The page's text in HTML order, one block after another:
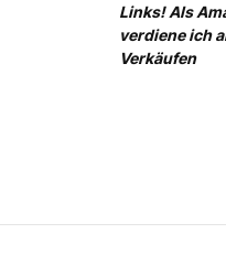
Links! Als
verdiene ich
Verkäufen